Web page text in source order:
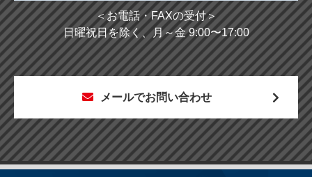
＜お電話・FAXの受付＞
日曜祝日を除く、月～金 9:00〜17:00
メールでお問い合わせ